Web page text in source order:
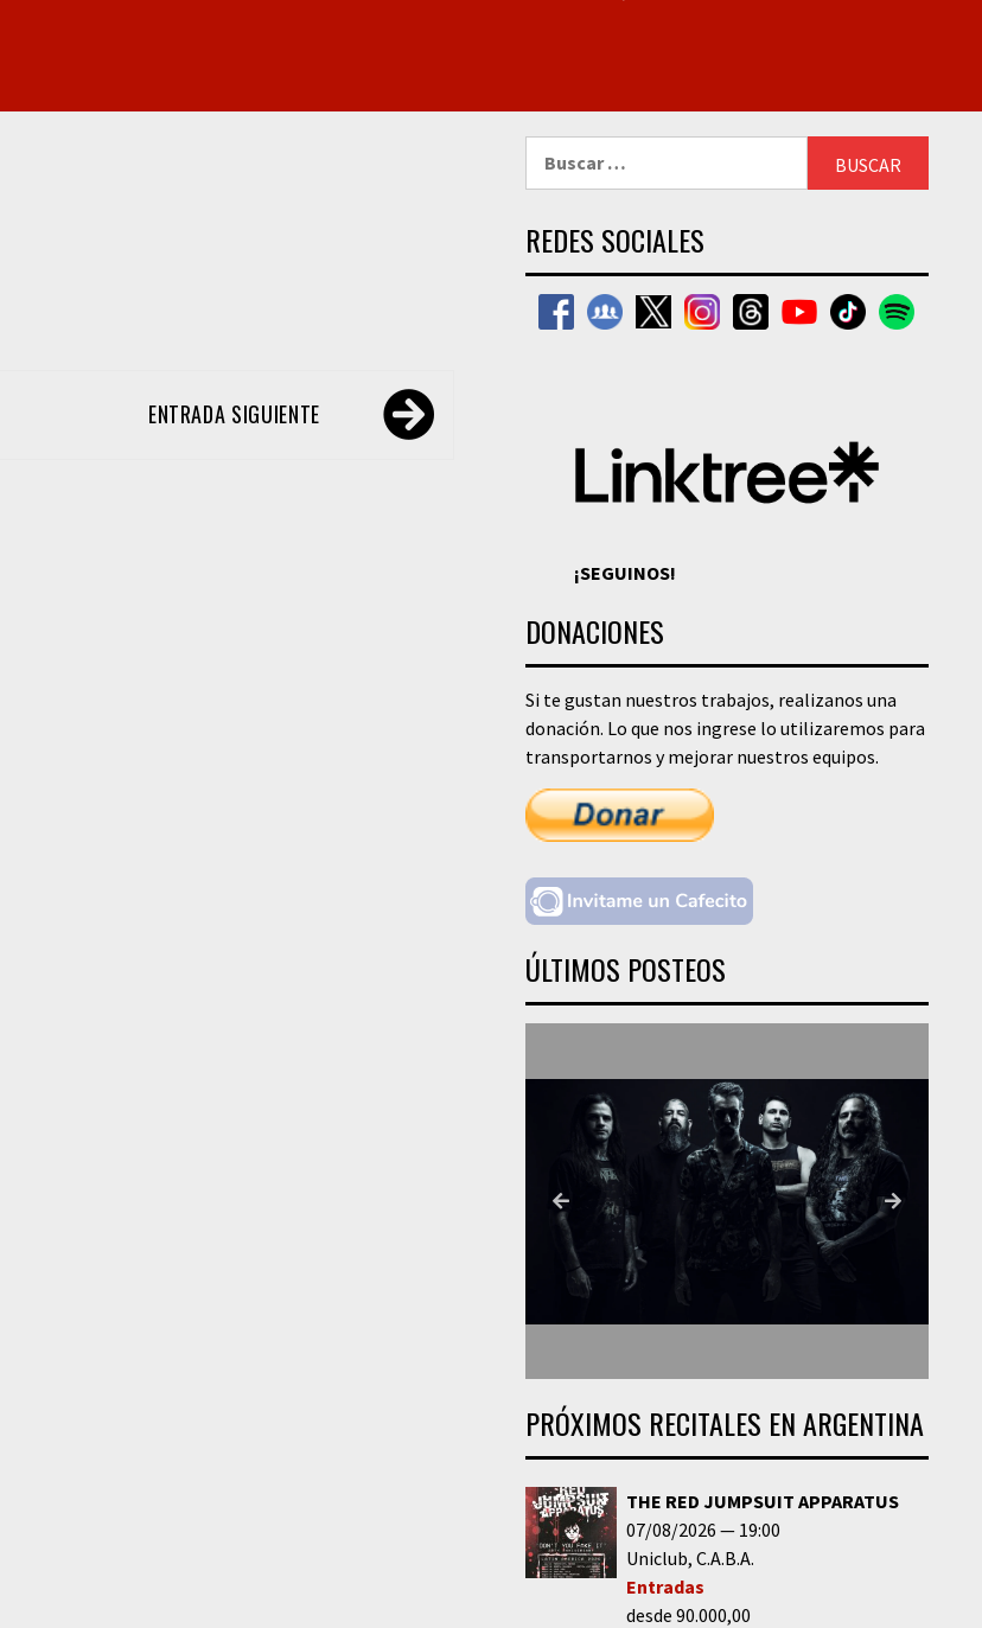
ENTRADA SIGUIENTE
REDES SOCIALES
¡SEGUINOS!
DONACIONES
Si te gustan nuestros trabajos, realizanos una
donación. Lo que nos ingrese lo utilizaremos para
transportarnos y mejorar nuestros equipos.
ÚLTIMOS POSTEOS
PRÓXIMOS RECITALES EN ARGENTINA
THE RED JUMPSUIT APPARATUS
07/08/2026
19:00
Uniclub C.A.B.A.
Entradas
desde 90.000,00